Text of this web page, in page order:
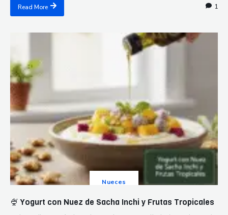
Read More 1
Nueces
🍨 Yogurt con Nuez de Sacha Inchi y Frutas Tropicales